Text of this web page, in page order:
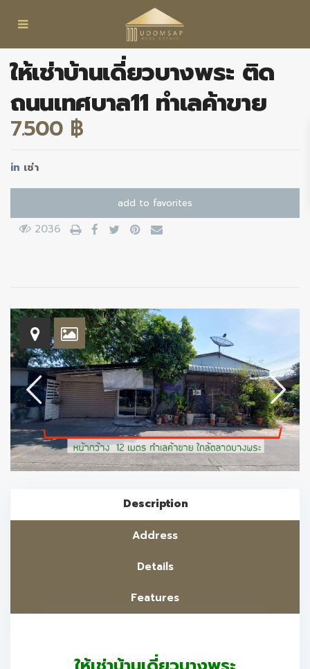
ให้เช่าบ้านเดี่ยวบางพระ ติด
ถนนเทศบาล11 ทำเลค้าขาย
7.500 ฿
in เช่า
add to favorites
2036
Description
Address
Details
Features